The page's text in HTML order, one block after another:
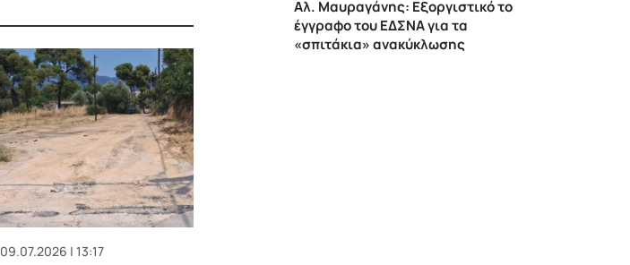
09.07.2026 | 13:17
Αλ. Μαυραγάνης: Εξοργιστικό το
έγγραφο του ΕΔΣΝΑ για τα
«σπιτάκια» ανακύκλωσης